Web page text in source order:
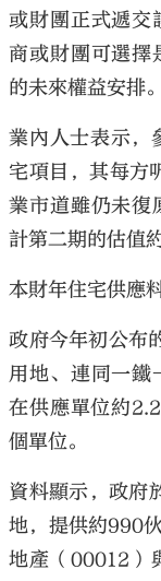
或財團正式遞交
商或財團可選擇
的未來權益安排。
業內人士表示，
宅項目，其每方
業市道雖仍未復
計第二期的估值
本財年住宅供應
政府今年初公布
用地、連同一鐵
在供應單位約
個單位。
資料顯示，政府
地，提供約990
地產（00012）